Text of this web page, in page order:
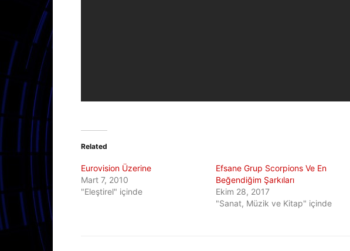
Related
Eurovision Üzerine
Mart 7, 2010
"Eleştirel" içinde
Efsane Grup Scorpions Ve En
Beğendiğim Şarkıları
Ekim 28, 2017
"Sanat, Müzik ve Kitap" içinde